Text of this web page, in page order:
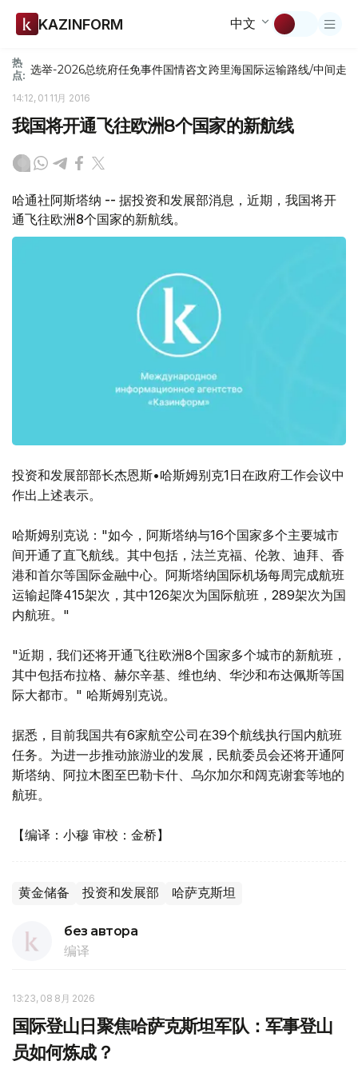
KAZINFORM 中文
热
点: 选举-2026总统府任免事件国情咨文跨里海国际运输路线/中间走廊
14:12, 01 11月 2016
我国将开通飞往欧洲8个国家的新航线
哈通社阿斯塔纳 -- 据投资和发展部消息，近期，我国将开
通飞往欧洲8个国家的新航线。
投资和发展部部长杰恩斯•哈斯姆别克1日在政府工作会议中
作出上述表示。
哈斯姆别克说："如今，阿斯塔纳与16个国家多个主要城市
间开通了直飞航线。其中包括，法兰克福、伦敦、迪拜、香
港和首尔等国际金融中心。阿斯塔纳国际机场每周完成航班
运输起降415架次，其中126架次为国际航班，289架次为国
内航班。"
"近期，我们还将开通飞往欧洲8个国家多个城市的新航班，
其中包括布拉格、赫尔辛基、维也纳、华沙和布达佩斯等国
际大都市。" 哈斯姆别克说。
据悉，目前我国共有6家航空公司在39个航线执行国内航班
任务。为进一步推动旅游业的发展，民航委员会还将开通阿
斯塔纳、阿拉木图至巴勒卡什、乌尔加尔和阔克谢套等地的
航班。
【编译：小穆 审校：金桥】
黄金储备 投资和发展部 哈萨克斯坦
без автора
编译
13:23, 08 8月 2026
国际登山日聚焦哈萨克斯坦军队：军事登山
员如何炼成？